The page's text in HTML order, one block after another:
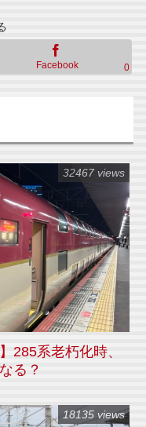
Facebook 0
285系老朽化時、
る？
32467 views
18135 views